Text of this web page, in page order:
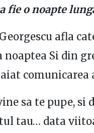
fie o noapte
afla
Si din
comunicarea
sa te pupe, si
tau… data